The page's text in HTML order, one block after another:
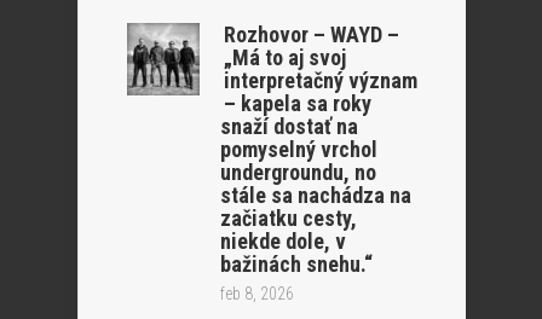
Rozhovor – WAYD –
„Má to aj svoj
interpretačný význam
– kapela sa roky
snaží dostať na
pomyselný vrchol
undergroundu, no
stále sa nachádza na
začiatku cesty,
niekde dole, v
bažinách snehu.“
feb 8, 2026